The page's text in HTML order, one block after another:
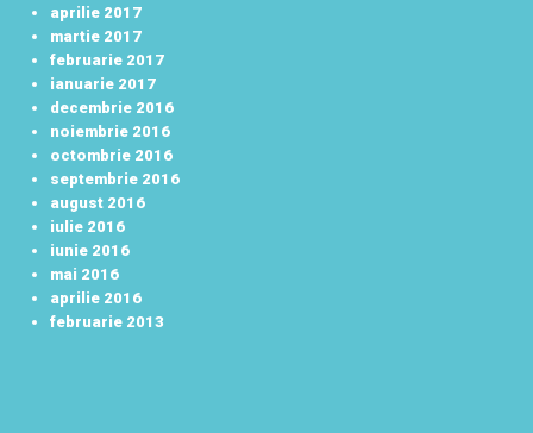
aprilie 2017
martie 2017
februarie 2017
ianuarie 2017
decembrie 2016
noiembrie 2016
octombrie 2016
septembrie 2016
august 2016
iulie 2016
iunie 2016
mai 2016
aprilie 2016
februarie 2013